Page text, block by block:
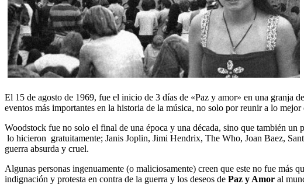
El 15 de agosto de 1969, fue el inicio de 3 días de «Paz y amor» en una granja
eventos más importantes en la historia de la música, no solo por reunir a lo
Woodstock fue no solo el final de una época y una década, sino que también
lo hicieron gratuitamente; Janis Joplin, Jimi Hendrix, The Who, Joan Baez,
guerra absurda y cruel.
Algunas personas ingenuamente (o maliciosamente) creen que este no fue más
indignación y protesta en contra de la guerra y los deseos de Paz y Amor al